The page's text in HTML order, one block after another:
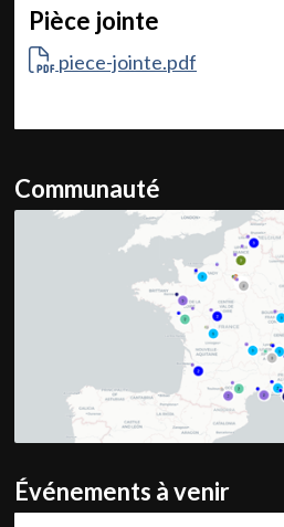
Pièce jointe
piece-jointe.pdf
Communauté
Événements à venir